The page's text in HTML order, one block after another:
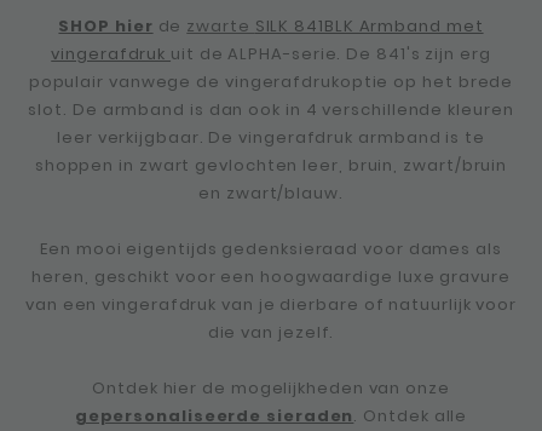
SHOP hier de zwarte SILK 841BLK Armband met
vingerafdruk uit de ALPHA-serie. De 841's zijn erg
populair vanwege de vingerafdrukoptie op het brede
slot. De armband is dan ook in 4 verschillende kleuren
leer verkijgbaar. De vingerafdruk armband is te
shoppen in zwart gevlochten leer, bruin, zwart/bruin
en zwart/blauw.
Een mooi eigentijds gedenksieraad voor dames als
heren, geschikt voor een hoogwaardige luxe gravure
van een vingerafdruk van je dierbare of natuurlijk voor
die van jezelf.
Ontdek hier de mogelijkheden van onze
gepersonaliseerde sieraden. Ontdek alle